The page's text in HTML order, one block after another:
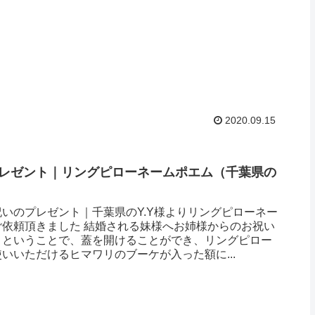
2020.09.15
ゼント｜リングピローネームポエム（千葉県の
のプレゼント｜千葉県のY.Y様よりリングピローネー
頼頂きました 結婚される妹様へお姉様からのお祝い
いうことで、蓋を開けることができ、リングピロー
いただけるヒマワリのブーケが入った額に...